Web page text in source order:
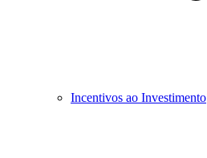
Incentivos ao Investimento